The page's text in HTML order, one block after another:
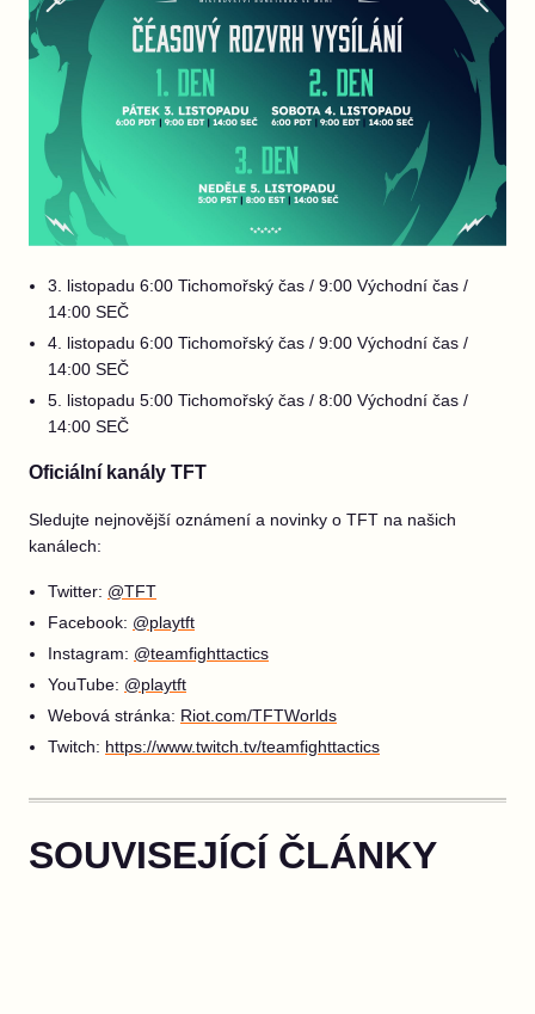
3. listopadu 6:00 Tichomořský čas / 9:00 Východní čas /
14:00 SEČ
4. listopadu 6:00 Tichomořský čas / 9:00 Východní čas /
14:00 SEČ
5. listopadu 5:00 Tichomořský čas / 8:00 Východní čas /
14:00 SEČ
Oficiální kanály TFT
Sledujte nejnovější oznámení a novinky o TFT na našich
kanálech:
Twitter: @TFT
Facebook: @playtft
Instagram: @teamfighttactics
YouTube: @playtft
Webová stránka: Riot.com/TFTWorlds
Twitch: https://www.twitch.tv/teamfighttactics
SOUVISEJÍCÍ ČLÁNKY